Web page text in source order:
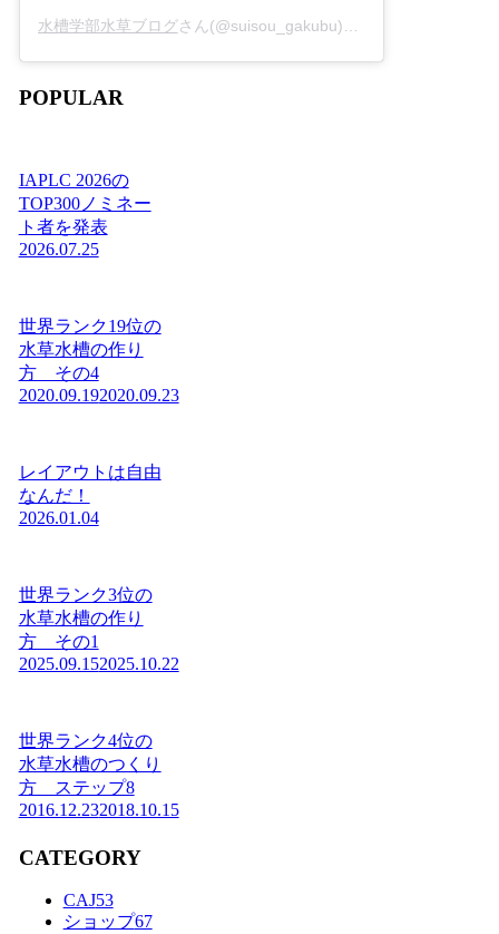
水槽学部水草ブログさん(@suisou_gakubu)がシェアした投稿 -
POPULAR
IAPLC 2026の
TOP300ノミネー
ト者を発表
2026.07.25
世界ランク19位の
水草水槽の作り
方 その4
2020.09.192020.09.23
レイアウトは自由
なんだ！
2026.01.04
世界ランク3位の
水草水槽の作り
方 その1
2025.09.152025.10.22
世界ランク4位の
水草水槽のつくり
方 ステップ8
2016.12.232018.10.15
CATEGORY
CAJ53
ショップ67